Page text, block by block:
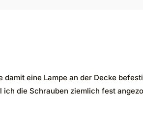
eine Lampe an der Decke
die Schrauben ziemlich fest